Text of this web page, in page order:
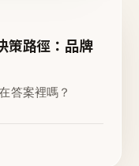
策路徑：品牌
答案裡嗎？